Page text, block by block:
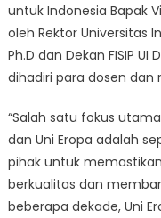
untuk Indonesia Bapak
oleh Rektor Universitas
Ph.D dan Dekan FISIP UI
dihadiri para dosen dan
“Salah satu fokus
dan Uni Eropa adalah
pihak untuk
berkualitas dan
beberapa dekade, Uni